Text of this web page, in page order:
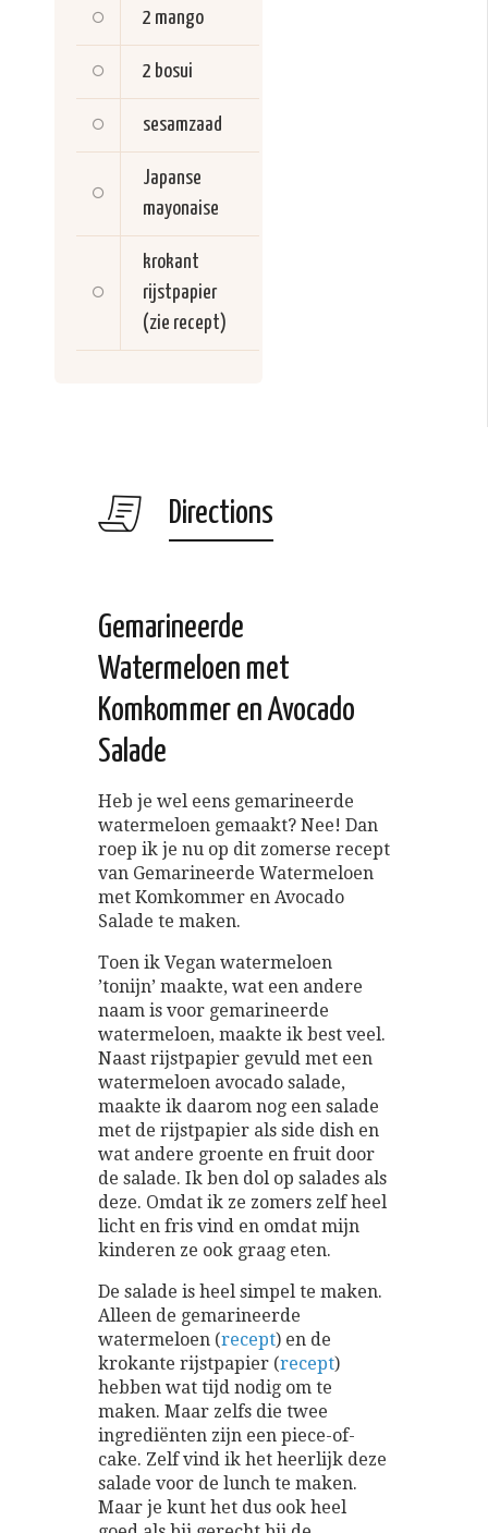
2 mango
2 bosui
sesamzaad
Japanse
mayonaise
krokant
rijstpapier
(zie recept)
Directions
Gemarineerde
Watermeloen met
Komkommer en Avocado
Salade
Heb je wel eens gemarineerde
watermeloen gemaakt? Nee! Dan
roep ik je nu op dit zomerse recept
van Gemarineerde Watermeloen
met Komkommer en Avocado
Salade te maken.
Toen ik Vegan watermeloen
’tonijn’ maakte, wat een andere
naam is voor gemarineerde
watermeloen, maakte ik best veel.
Naast rijstpapier gevuld met een
watermeloen avocado salade,
maakte ik daarom nog een salade
met de rijstpapier als side dish en
wat andere groente en fruit door
de salade. Ik ben dol op salades als
deze. Omdat ik ze zomers zelf heel
licht en fris vind en omdat mijn
kinderen ze ook graag eten.
De salade is heel simpel te maken.
Alleen de gemarineerde
watermeloen (recept) en de
krokante rijstpapier (recept)
hebben wat tijd nodig om te
maken. Maar zelfs die twee
ingrediënten zijn een piece-of-
cake. Zelf vind ik het heerlijk deze
salade voor de lunch te maken.
Maar je kunt het dus ook heel